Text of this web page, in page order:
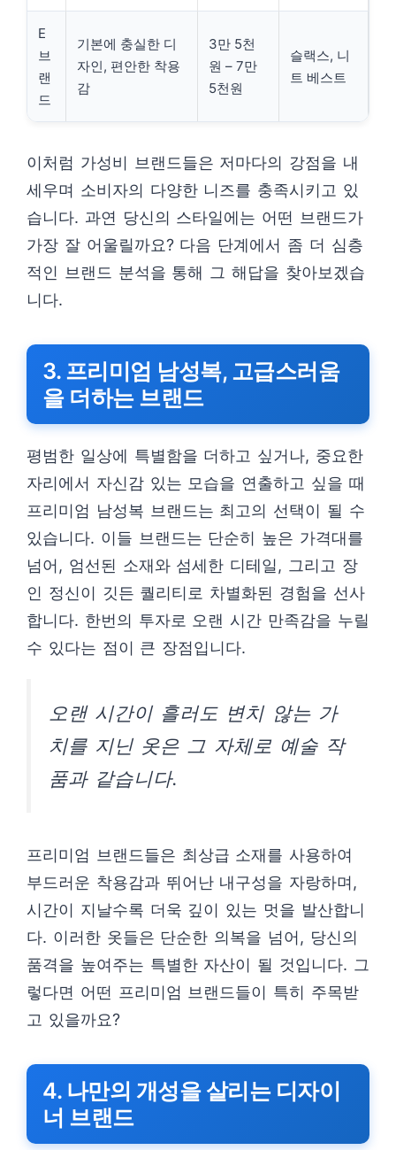
E
브
랜
드
기본에 충실한 디
자인, 편안한 착용
감
3만 5천
원 – 7만
5천원
슬랙스, 니
트 베스트
이처럼 가성비 브랜드들은 저마다의 강점을 내
세우며 소비자의 다양한 니즈를 충족시키고 있
습니다. 과연 당신의 스타일에는 어떤 브랜드가
가장 잘 어울릴까요? 다음 단계에서 좀 더 심층
적인 브랜드 분석을 통해 그 해답을 찾아보겠습
니다.
3. 프리미엄 남성복, 고급스러움
을 더하는 브랜드
평범한 일상에 특별함을 더하고 싶거나, 중요한
자리에서 자신감 있는 모습을 연출하고 싶을 때
프리미엄 남성복 브랜드는 최고의 선택이 될 수
있습니다. 이들 브랜드는 단순히 높은 가격대를
넘어, 엄선된 소재와 섬세한 디테일, 그리고 장
인 정신이 깃든 퀄리티로 차별화된 경험을 선사
합니다. 한번의 투자로 오랜 시간 만족감을 누릴
수 있다는 점이 큰 장점입니다.
오랜 시간이 흘러도 변치 않는 가
치를 지닌 옷은 그 자체로 예술 작
품과 같습니다.
프리미엄 브랜드들은 최상급 소재를 사용하여
부드러운 착용감과 뛰어난 내구성을 자랑하며,
시간이 지날수록 더욱 깊이 있는 멋을 발산합니
다. 이러한 옷들은 단순한 의복을 넘어, 당신의
품격을 높여주는 특별한 자산이 될 것입니다. 그
렇다면 어떤 프리미엄 브랜드들이 특히 주목받
고 있을까요?
4. 나만의 개성을 살리는 디자이
너 브랜드